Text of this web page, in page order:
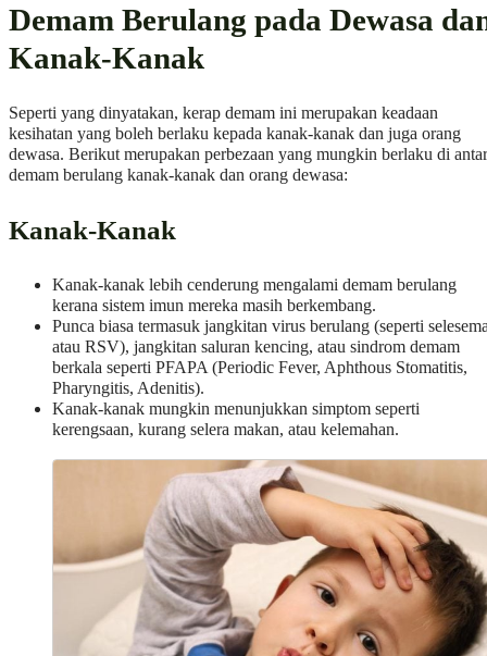
Demam Berulang pada Dewasa
Kanak-Kanak
Seperti yang dinyatakan, kerap demam ini merupakan keadaan
kesihatan yang boleh berlaku kepada kanak-kanak dan juga orang
dewasa. Berikut merupakan perbezaan yang mungkin berlaku di
demam berulang kanak-kanak dan orang dewasa:
Kanak-Kanak
Kanak-kanak lebih cenderung mengalami demam berulang
kerana sistem imun mereka masih berkembang.
Punca biasa termasuk jangkitan virus berulang (seperti
atau RSV), jangkitan saluran kencing, atau sindrom demam
berkala seperti PFAPA (Periodic Fever, Aphthous Stomatitis,
Pharyngitis, Adenitis).
Kanak-kanak mungkin menunjukkan simptom seperti
kerengsaan, kurang selera makan, atau kelemahan.